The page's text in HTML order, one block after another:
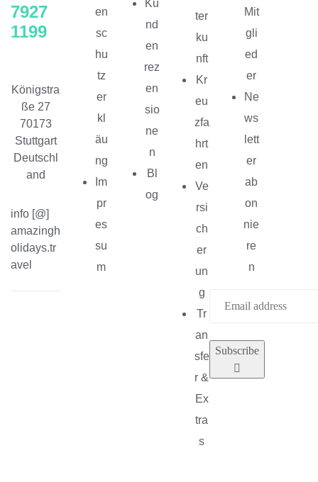
7927
1199
Königstra
ße 27
70173
Stuttgart
Deutschl
and
info [@]
amazingh
olidays.tr
avel
en
sc
hu
tz
er
kl
äu
ng
Im
pr
es
su
m
Ku
nd
en
rez
en
sio
ne
n
Bl
og
ter
ku
nft
Kr
eu
zfa
hrt
en
Ve
rsi
ch
er
un
g
Tr
an
sfe
r &
Ex
tra
s
Mit
gli
ed
er
Ne
ws
lett
er
ab
on
nie
re
n
Subscribe